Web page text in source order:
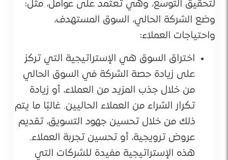
لتحقيق التوسع، وهي تعتمد على عوامل، مثل:
وضع الشركة الحالي، السوق المستهدف،
واحتياجات العملاء:
اختراق السوق هي الإستراتيجية التي تركز
على زيادة حصة الشركة في السوق الحالي
من خلال جذب المزيد من العملاء، أو زيادة
تكرار الشراء من العملاء الحاليين. غالبًا ما يتم
ذلك من خلال تحسين جهود التسويق، تقديم
عروض ترويجية، أو تحسين تجربة العملاء.
هذه الإستراتيجية مفيدة للشركات التي